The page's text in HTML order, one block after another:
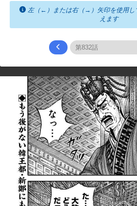
左（←）または右（→）矢印を使用し
えます